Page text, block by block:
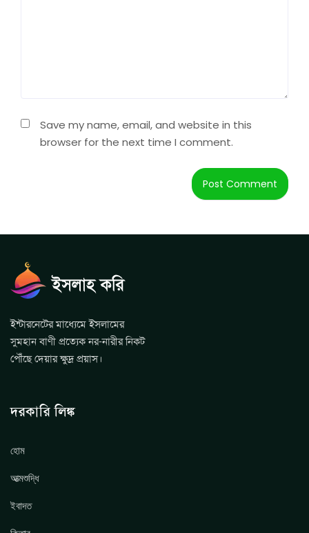
Save my name, email, and website in this
browser for the next time I comment.
ইন্টারনেটের মাধ্যেমে ইসলামের
সুমহান বাণী প্রত্যেক নর-নারীর নিকট
পৌঁছে দেয়ার ক্ষুদ্র প্রয়াস।
দরকারি লিঙ্ক
হোম
আত্মশুদ্ধি
ইবাদত